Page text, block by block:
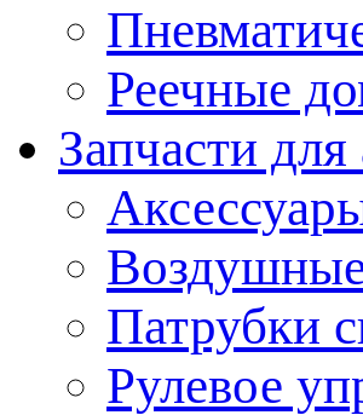
Реечные
Запчасти
Патрубки
Рулевое